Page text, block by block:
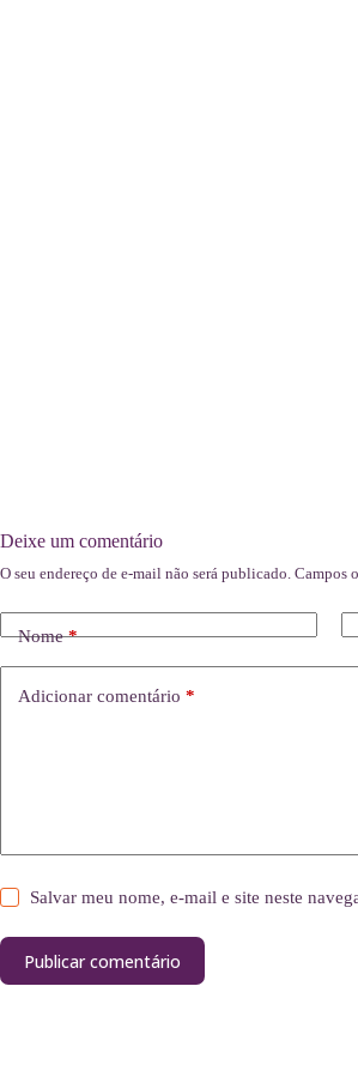
Deixe um comentário
O seu endereço de e-mail não será publicado. Campos
Nome*
Adicionar comentário *
Salvar meu nome, e-mail e site neste
Publicar comentário